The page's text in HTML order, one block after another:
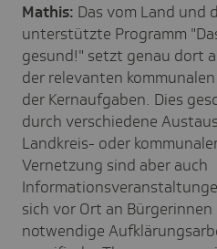
Mathis: Das vom Land und
unterstützte Programm
gesund!" setzt genau dort
der relevanten
der Kernaufgaben. Dies
durch verschiedene
Landkreis- oder
Vernetzung sind aber auch
sich vor Ort an
notwendige